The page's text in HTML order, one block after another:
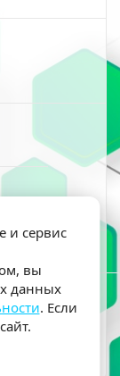
моих
и сервис
вы
данных
. Если